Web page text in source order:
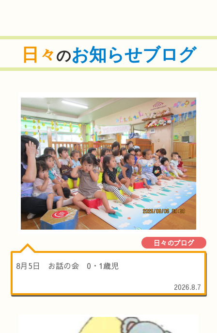
日々 のお知らせブログ
日々のブログ
8月5日 お話の会 0・1歳児
2026.8.7